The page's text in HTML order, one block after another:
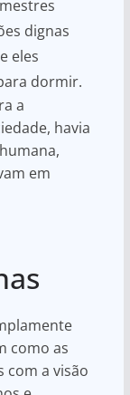
dignas
eles
dormir.
a
havia
em
como as
com a visão